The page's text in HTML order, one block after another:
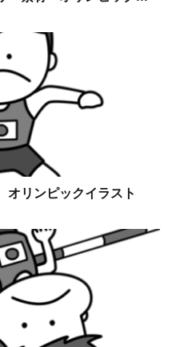
リンピックイラスト